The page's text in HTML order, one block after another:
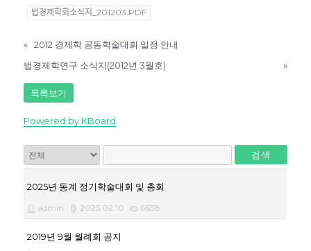
법경제학회소식지_201203.PDF
« 2012 경제학 공동학술대회 일정 안내
법경제학연구 소식지(2012년 3월호)
»
목록보기
Powered by KBoard
검색
2025년 동계 정기학술대회 및 총회
admin 2025.02.10 6638
2019년 9월 월례회 공지